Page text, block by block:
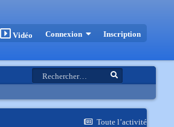
Vidéo Connexion Inscription
Toute l’activité